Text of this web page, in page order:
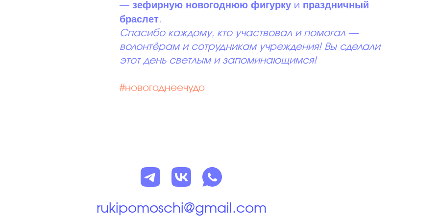
— зефирную новогоднюю фигурку и праздничный
браслет.
Спасибо каждому, кто участвовал и помогал —
волонтёрам и сотрудникам учреждения! Вы сделали
этот день светлым и запоминающимся!
#новогоднеечудо
rukipomoschi@gmail.com